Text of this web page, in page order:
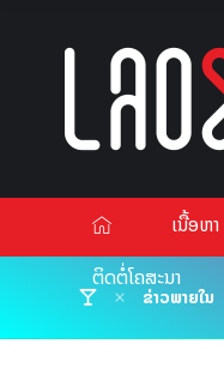
ເນື້ອຫາ
ຕິດຕໍ່ໂຄສະນາ
ຂ່າວພາຍໃນ